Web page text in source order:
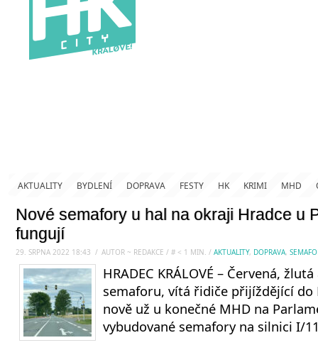
AKTUALITY BYDLENÍ DOPRAVA FESTY HK KRIMI MHD
Nové semafory u hal na okraji Hradce u
fungují
29. SRPNA 2022 18:43 / AUTOR ~ REDAKCE / # < 1 MIN. / AKTUALITY, DOPRAVA,
HRADEC KRÁLOVÉ – Červená,
semaforu, vítá řidiče přijíždějící do
nově už u konečné MHD na
vybudované semafory na silnici I/